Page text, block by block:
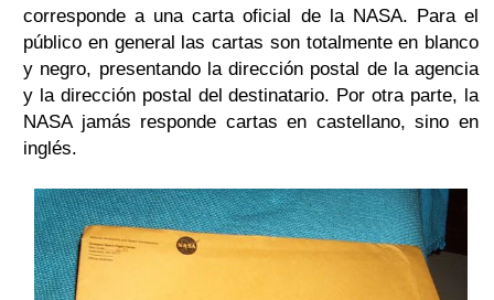
corresponde a una carta oficial de la NASA. Para el
público en general las cartas son totalmente en blanco
y negro, presentando la dirección postal de la agencia
y la dirección postal del destinatario. Por otra parte, la
NASA jamás responde cartas en castellano, sino en
inglés.